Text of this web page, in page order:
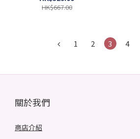
HK$667.00
1 2 3 4
關於我們
商店介紹